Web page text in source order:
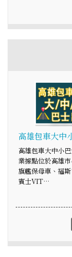
高雄包車大中
高雄包車大中小
業據點位於高雄
旗艦保母車、福
賓士VIT…